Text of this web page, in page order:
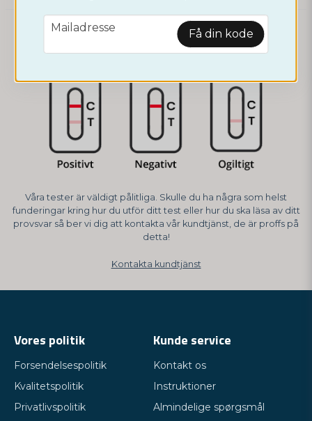
Så läser du av ditt test:
Våra tester är väldigt pålitliga. Skulle du ha några som helst
funderingar kring hur du utför ditt test eller hur du ska läsa av ditt
provsvar så ber vi dig att kontakta vår kundtjänst, de är proffs på
detta!
Kontakta kundtjänst
email
Mailadresse Få din kode
Vores politik
Forsendelsespolitik
Kvalitetspolitik
Privatlivspolitik
Kunde service
Kontakt os
Instruktioner
Almindelige spørgsmål